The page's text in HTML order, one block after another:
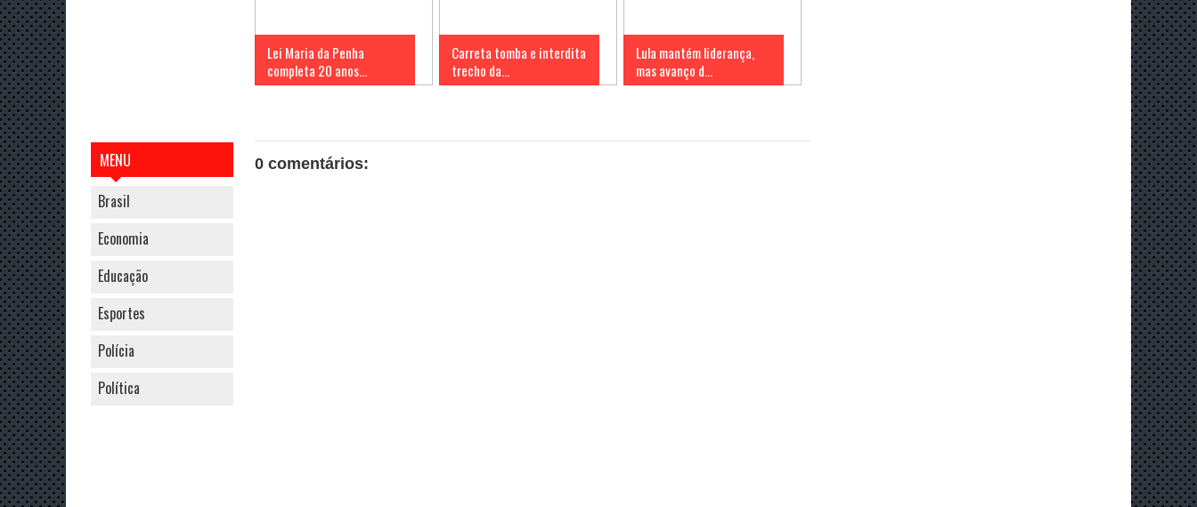
MENU
Brasil
Economia
Educação
Esportes
Polícia
Política
Lei Maria da Penha
completa 20 anos...
Carreta tomba e interdita
trecho da...
Lula mantém liderança,
mas avanço d...
0 comentários: